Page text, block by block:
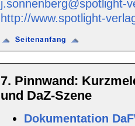
j.sonnenberg@spotlight-
http://www.spotlight-
7. Pinnwand:
und DaZ-Szene
Dokumentation